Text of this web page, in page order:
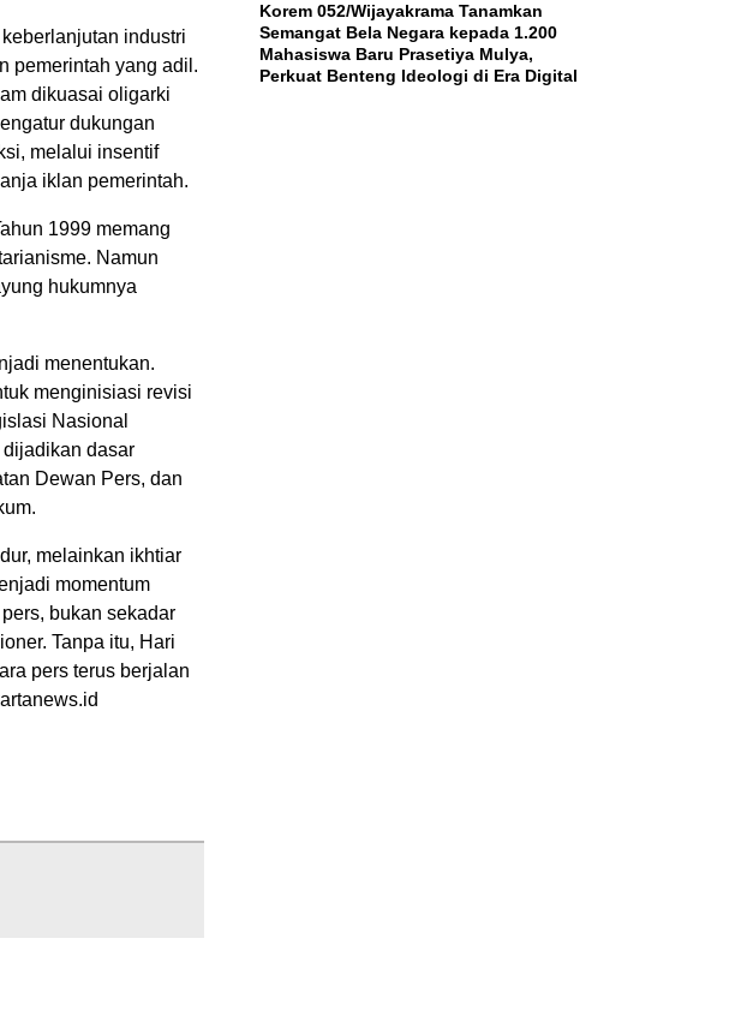
industri
pemerintah yang adil.
dikuasai oligarki
dukungan
melalui insentif
iklan pemerintah.
1999 memang
Namun
hukumnya
menentukan.
menginisiasi revisi
Nasional
dasar
Dewan Pers, dan
melainkan ikhtiar
momentum
bukan sekadar
Tanpa itu, Hari
pers terus berjalan
Korem 052/Wijayakrama Tanamkan
Semangat Bela Negara kepada 1.200
Mahasiswa Baru Prasetiya Mulya,
Perkuat Benteng Ideologi di Era Digital